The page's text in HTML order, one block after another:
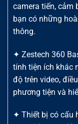
camera tiến, cảm
bạn có những
thông.
✦ Zestech 360
tính tiện ích khác
độ trên video,
phương tiện và
✦ Thiết bị có cấu